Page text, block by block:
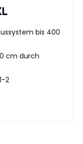
bis 400
cm durch
2